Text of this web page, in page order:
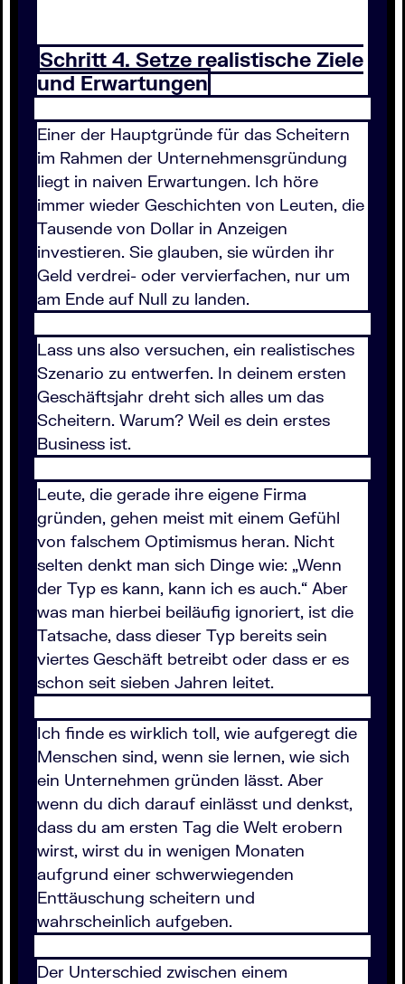
Schritt 4. Setze realistische Ziele
und Erwartungen
Einer der Hauptgründe für das Scheitern
im Rahmen der Unternehmensgründung
liegt in naiven Erwartungen. Ich höre
immer wieder Geschichten von Leuten, die
Tausende von Dollar in Anzeigen
investieren. Sie glauben, sie würden ihr
Geld verdrei- oder vervierfachen, nur um
am Ende auf Null zu landen.
Lass uns also versuchen, ein realistisches
Szenario zu entwerfen. In deinem ersten
Geschäftsjahr dreht sich alles um das
Scheitern. Warum? Weil es dein erstes
Business ist.
Leute, die gerade ihre eigene Firma
gründen, gehen meist mit einem Gefühl
von falschem Optimismus heran. Nicht
selten denkt man sich Dinge wie: „Wenn
der Typ es kann, kann ich es auch.“ Aber
was man hierbei beiläufig ignoriert, ist die
Tatsache, dass dieser Typ bereits sein
viertes Geschäft betreibt oder dass er es
schon seit sieben Jahren leitet.
Ich finde es wirklich toll, wie aufgeregt die
Menschen sind, wenn sie lernen, wie sich
ein Unternehmen gründen lässt. Aber
wenn du dich darauf einlässt und denkst,
dass du am ersten Tag die Welt erobern
wirst, wirst du in wenigen Monaten
aufgrund einer schwerwiegenden
Enttäuschung scheitern und
wahrscheinlich aufgeben.
Der Unterschied zwischen einem